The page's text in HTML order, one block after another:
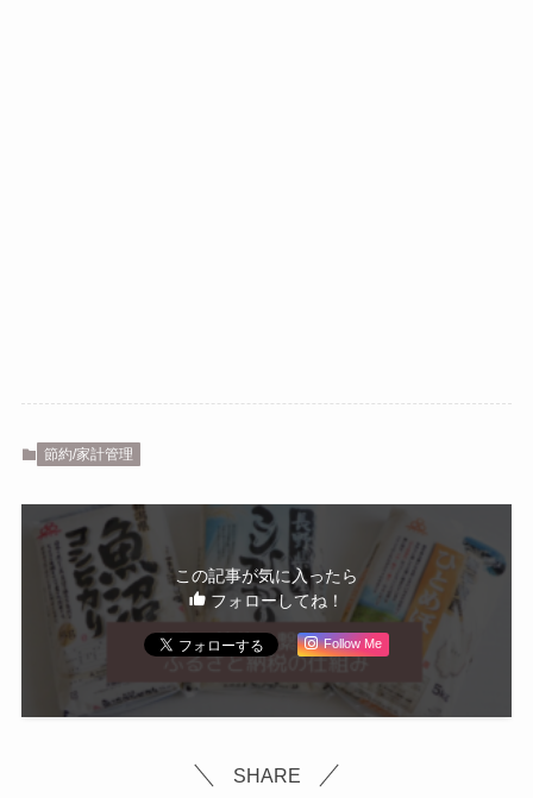
節約/家計管理
この記事が気に入ったら
フォローしてね！
Follow Me
SHARE